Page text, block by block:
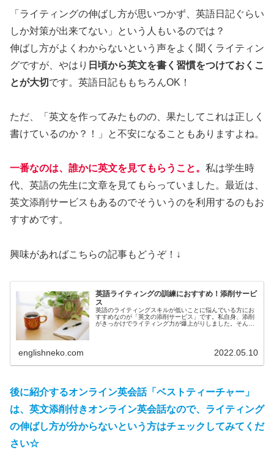
「ライティングの伸ばし方が思いつかず、英語日記ぐらい
しか対策が出来てない」という人もいるのでは？
伸ばし方がよくわからないという声をよく聞くライティン
グですが、やはり 日頃から英文を書く習慣をつけておくこ
とが大切 です。英語日記ももちろんOK！
ただ、「英文を作ってみたものの、果たしてこれは正しく
書けているのか？！」と不安になることもありますよね。
一番なのは、誰かに英文を見てもらうこと。 私は学生時
代、英語の先生に文章を見てもらっていました。最近は、
英文添削サービスもあるのでそういうのを利用するのもお
すすめです。
興味があればこちらの記事もどうぞ！↓
英語ライティングの訓練におすすめ！添削サービ
ス
英語のライティングスキルが低いことに悩んでいる方にお
すすめなのが「英文の添削サービス」です。私自身、添削
がきっかけでライティング力が爆上がりしました。そんな
englishneko.com 2022.05.10
後に紹介するオンライン英会話「ベストティーチャー」
は、英文添削付きオンライン英会話なので、ライティング
の伸ばし方が分からないという方はチェックしてみてくだ
さい☆